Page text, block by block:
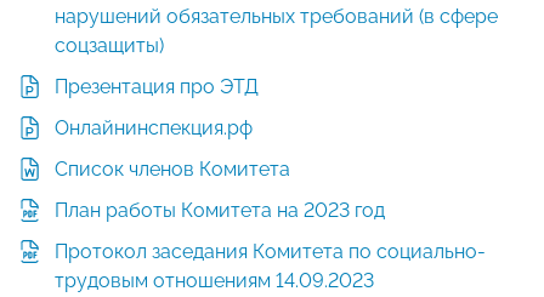
нарушений обязательных требований (в сфере
соцзащиты)
Презентация про ЭТД
Онлайнинспекция.рф
Список членов Комитета
План работы Комитета на 2023 год
Протокол заседания Комитета по социально-
трудовым отношениям 14.09.2023